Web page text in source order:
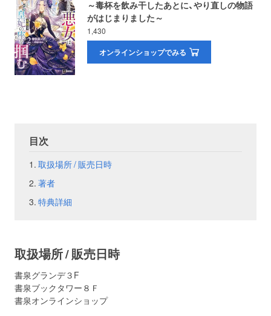
～毒杯を飲み干したあとに、やり直しの物語
がはじまりました～
1,430
オンラインショップでみる
目次
取扱場所 / 販売日時
著者
特典詳細
取扱場所 / 販売日時
書泉グランデ３F
書泉ブックタワー８Ｆ
書泉オンラインショップ
会社概要 プライバシーポリシー
お問い合わせ 取材のお申し込み